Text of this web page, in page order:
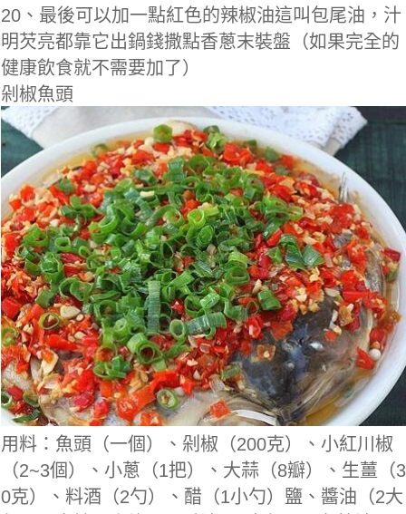
20、最後可以加一點紅色的辣椒油這叫包尾油，汁
明芡亮都靠它出鍋錢撒點香蔥末裝盤（如果完全的
健康飲食就不需要加了）
剁椒魚頭
用料：魚頭（一個）、剁椒（200克）、小紅川椒
（2~3個）、小蔥（1把）、大蒜（8瓣）、生薑（3
0克）、料酒（2勺）、醋（1小勺）鹽、醬油（2大